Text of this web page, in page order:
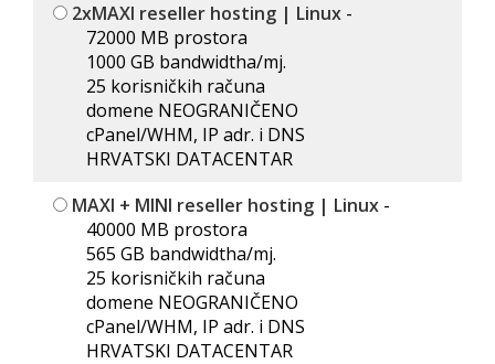
2xMAXI reseller hosting | Linux -
72000 MB prostora
1000 GB bandwidtha/mj.
25 korisničkih računa
domene NEOGRANIČENO
cPanel/WHM, IP adr. i DNS
HRVATSKI DATACENTAR
MAXI + MINI reseller hosting | Linux -
40000 MB prostora
565 GB bandwidtha/mj.
25 korisničkih računa
domene NEOGRANIČENO
cPanel/WHM, IP adr. i DNS
HRVATSKI DATACENTAR